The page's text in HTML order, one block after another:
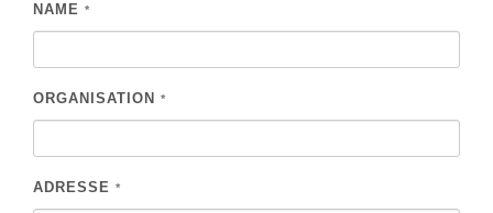
NAME *
ORGANISATION *
ADRESSE *